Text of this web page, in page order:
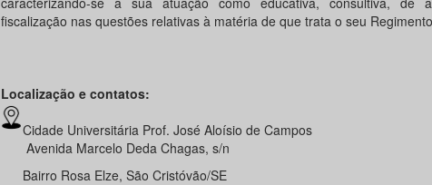
fiscalização nas questões relativas à matéria de que trata o seu
Localização e contatos:
Cidade Universitária Prof. José Aloísio de Campos
Avenida Marcelo Deda Chagas, s/n
Bairro Rosa Elze, São Cristóvão/SE